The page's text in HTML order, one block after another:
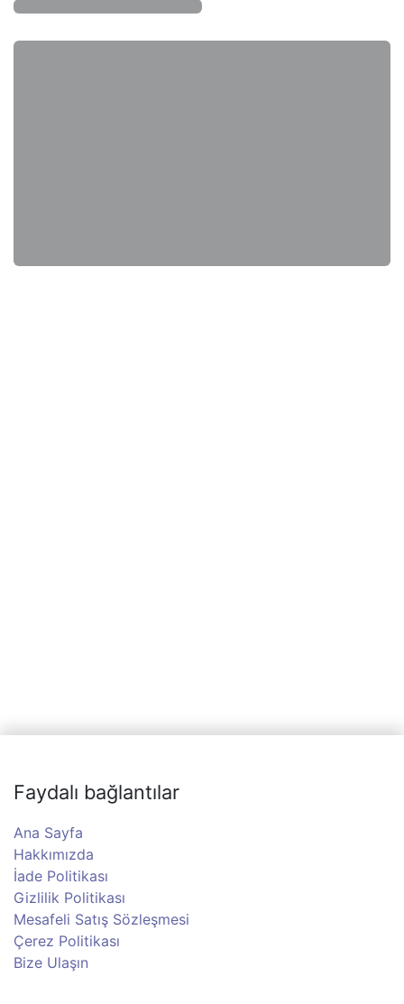
Faydalı bağlantılar
Ana Sayfa
Hakkımızda
İade Politikası
Gizlilik Politikası
Mesafeli Satış Sözleşmesi
Çerez Politikası
Bize Ulaşın